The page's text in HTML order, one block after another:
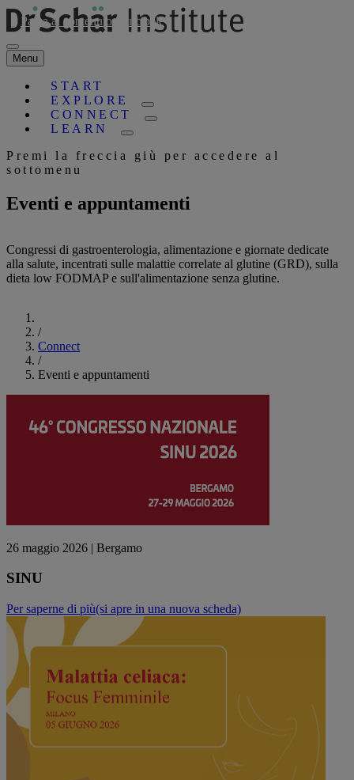
Passa al contenuto principale
Menu
START
EXPLORE
CONNECT
LEARN
Premi la freccia giù per accedere al
sottomenu
Eventi e appuntamenti
Congressi di gastroenterologia, alimentazione e giornate dedicate
alla salute, incentrati sulle malattie correlate al glutine (GRD), sulla
dieta low FODMAP e sull'alimentazione senza glutine.
/
Connect
/
Eventi e appuntamenti
26 maggio 2026 | Bergamo
SINU
Per saperne di più(si apre in una nuova scheda)